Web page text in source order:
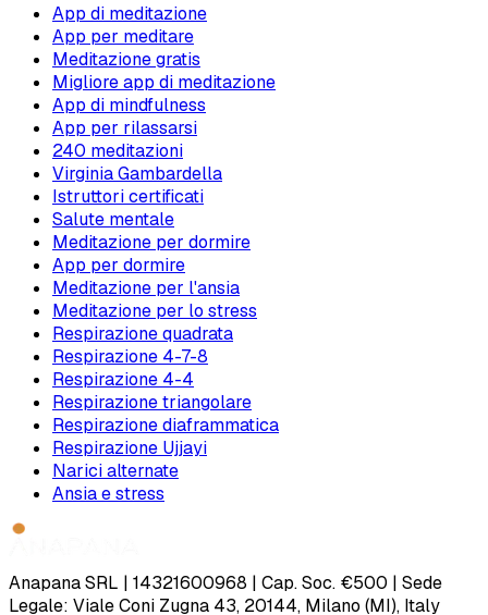
App di meditazione
App per meditare
Meditazione gratis
Migliore app di meditazione
App di mindfulness
App per rilassarsi
240 meditazioni
Virginia Gambardella
Istruttori certificati
Salute mentale
Meditazione per dormire
App per dormire
Meditazione per l'ansia
Meditazione per lo stress
Respirazione quadrata
Respirazione 4-7-8
Respirazione 4-4
Respirazione triangolare
Respirazione diaframmatica
Respirazione Ujjayi
Narici alternate
Ansia e stress
Anapana SRL | 14321600968 | Cap. Soc. €500 | Sede
Legale: Viale Coni Zugna 43, 20144, Milano (MI), Italy